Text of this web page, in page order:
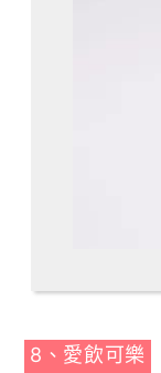
8、愛飲可樂